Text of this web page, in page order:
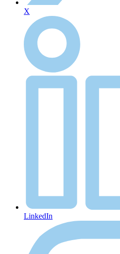
X
LinkedIn